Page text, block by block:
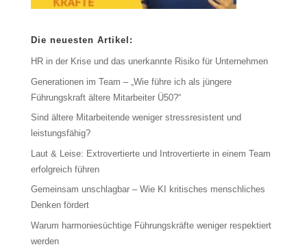
Die neuesten Artikel:
HR in der Krise und das unerkannte Risiko für Unternehmen
Generationen im Team – „Wie führe ich als jüngere
Führungskraft ältere Mitarbeiter Ü50?“
Sind ältere Mitarbeitende weniger stressresistent und
leistungsfähig?
Laut & Leise: Extrovertierte und Introvertierte in einem Team
erfolgreich führen
Gemeinsam unschlagbar – Wie KI kritisches menschliches
Denken fördert
Warum harmoniesüchtige Führungskräfte weniger respektiert
werden